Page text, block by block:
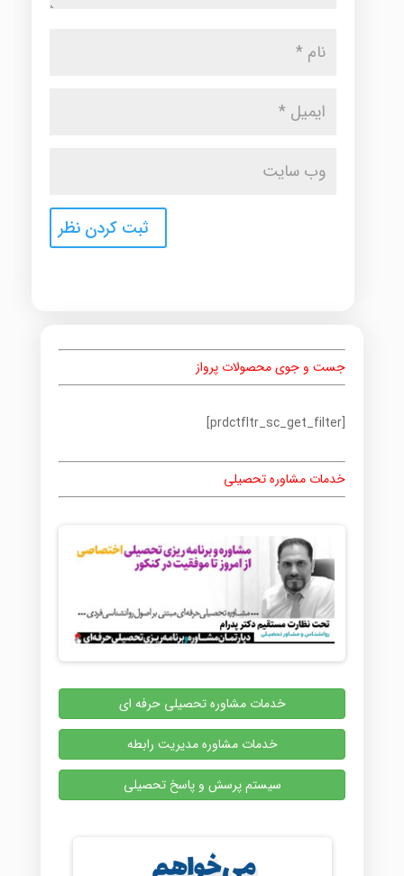
جست و جوی محصولات پرواز
[prdctfltr_sc_get_filter]
خدمات مشاوره تحصیلی
خدمات مشاوره تحصیلی حرفه ای
خدمات مشاوره مدیریت رابطه
سیستم پرسش و پاسخ تحصیلی